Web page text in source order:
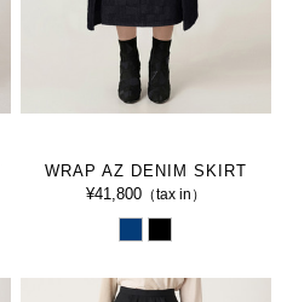
WRAP AZ DENIM SKIRT
¥41,800（tax in）